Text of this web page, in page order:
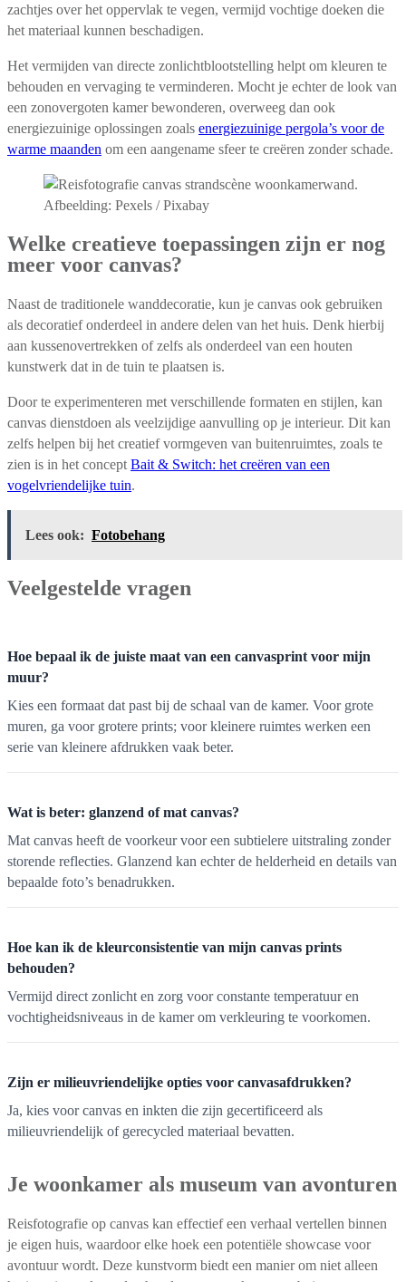
zachtjes over het oppervlak te vegen, vermijd vochtige doeken die
het materiaal kunnen beschadigen.
Het vermijden van directe zonlichtblootstelling helpt om kleuren te
behouden en vervaging te verminderen. Mocht je echter de look van
een zonovergoten kamer bewonderen, overweeg dan ook
energiezuinige oplossingen zoals energiezuinige pergola’s voor de
warme maanden om een aangename sfeer te creëren zonder schade.
Afbeelding: Pexels / Pixabay
Welke creatieve toepassingen zijn er nog
meer voor canvas?
Naast de traditionele wanddecoratie, kun je canvas ook gebruiken
als decoratief onderdeel in andere delen van het huis. Denk hierbij
aan kussenovertrekken of zelfs als onderdeel van een houten
kunstwerk dat in de tuin te plaatsen is.
Door te experimenteren met verschillende formaten en stijlen, kan
canvas dienstdoen als veelzijdige aanvulling op je interieur. Dit kan
zelfs helpen bij het creatief vormgeven van buitenruimtes, zoals te
zien is in het concept Bait & Switch: het creëren van een
vogelvriendelijke tuin.
Lees ook: Fotobehang
Veelgestelde vragen
Hoe bepaal ik de juiste maat van een canvasprint voor mijn
muur?
Kies een formaat dat past bij de schaal van de kamer. Voor grote
muren, ga voor grotere prints; voor kleinere ruimtes werken een
serie van kleinere afdrukken vaak beter.
Wat is beter: glanzend of mat canvas?
Mat canvas heeft de voorkeur voor een subtielere uitstraling zonder
storende reflecties. Glanzend kan echter de helderheid en details van
bepaalde foto’s benadrukken.
Hoe kan ik de kleurconsistentie van mijn canvas prints
behouden?
Vermijd direct zonlicht en zorg voor constante temperatuur en
vochtigheidsniveaus in de kamer om verkleuring te voorkomen.
Zijn er milieuvriendelijke opties voor canvasafdrukken?
Ja, kies voor canvas en inkten die zijn gecertificeerd als
milieuvriendelijk of gerecycled materiaal bevatten.
Je woonkamer als museum van avonturen
Reisfotografie op canvas kan effectief een verhaal vertellen binnen
je eigen huis, waardoor elke hoek een potentiële showcase voor
avontuur wordt. Deze kunstvorm biedt een manier om niet alleen